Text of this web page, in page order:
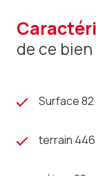
de ce bien
Surface 82
terrain 446